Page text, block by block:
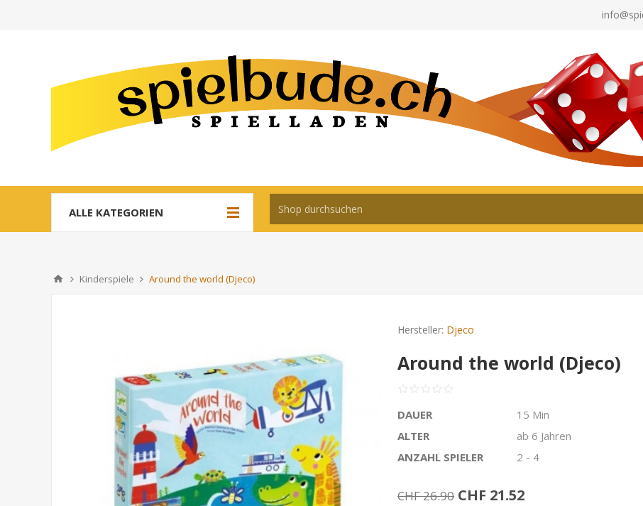
ALLE KATEGORIEN
Kinderspiele Around the world (Djeco)
Hersteller: Djeco
Around the world (Djeco)
DAUER
15 Min
ALTER
ab 6 Jahren
ANZAHL SPIELER
2 - 4
CHF 26.90 CHF 21.52